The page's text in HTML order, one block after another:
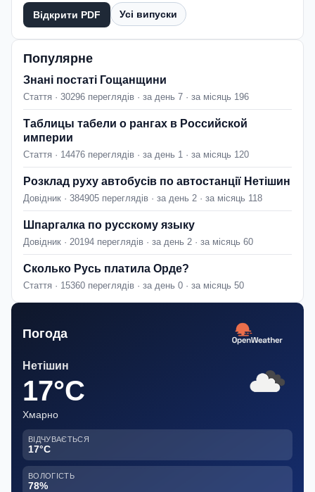
Відкрити PDF Усі випуски
Популярне
Знані постаті Гощанщини
Стаття · 30296 переглядів · за день 7 · за місяць 196
Таблицы табели о рангах в Российской
империи
Стаття · 14476 переглядів · за день 1 · за місяць 120
Розклад руху автобусів по автостанції Нетішин
Довідник · 384905 переглядів · за день 2 · за місяць 118
Шпаргалка по русскому языку
Довідник · 20194 переглядів · за день 2 · за місяць 60
Сколько Русь платила Орде?
Стаття · 15360 переглядів · за день 0 · за місяць 50
Погода
Нетішин
17°C
Хмарно
ВІДЧУВАЄТЬСЯ
17°C
ВОЛОГІСТЬ
78%